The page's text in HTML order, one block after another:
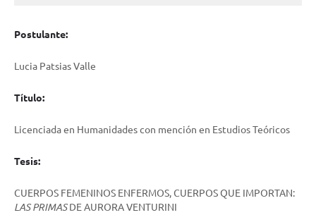
Postulante:
Lucia Patsias Valle
Título:
Licenciada en Humanidades con mención en Estudios Teóricos
Tesis:
CUERPOS FEMENINOS ENFERMOS, CUERPOS QUE IMPORTAN:
LAS PRIMASDE AURORA VENTURINI